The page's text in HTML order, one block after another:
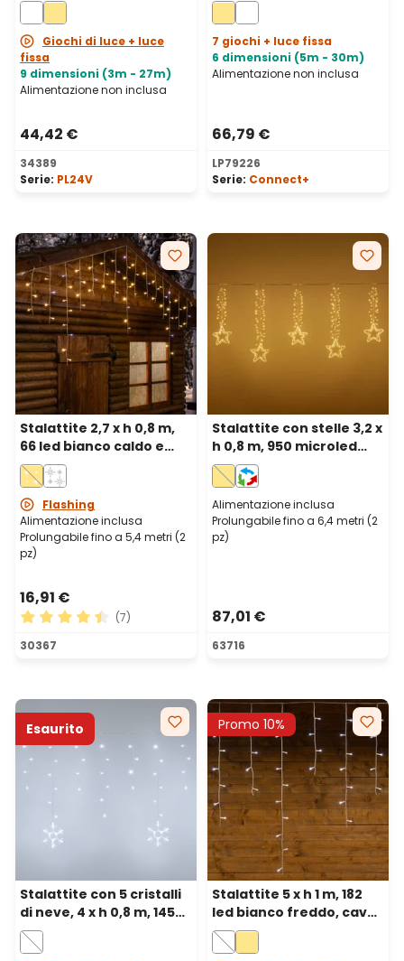
prolungabile
Giochi di luce + luce
fissa
9 dimensioni (3m - 27m)
Alimentazione non inclusa
44,42 €
34389
Serie: PL24V
prolungabile
7 giochi + luce fissa
6 dimensioni (5m - 30m)
Alimentazione non inclusa
66,79 €
LP79226
Serie: Connect+
Stalattite 2,7 x h 0,8 m,
66 led bianco caldo e
freddo, cavo
trasparente,
prolungabile
Flashing
Alimentazione inclusa
Prolungabile fino a 5,4 metri (2
pz)
16,91 €
Valutazione media di 4.43 su 5 stelle
(7)
30367
Stalattite con stelle 3,2 x
h 0,8 m, 950 microled
bianco caldo,
prolungabile
Alimentazione inclusa
Prolungabile fino a 6,4 metri (2
pz)
87,01 €
63716
Esaurito
Stalattite con 5 cristalli
di neve, 4 x h 0,8 m, 145
led bianco freddo,
prolungabile
Promo 10%
Stalattite 5 x h 1 m, 182
led bianco freddo, cavo
bianco